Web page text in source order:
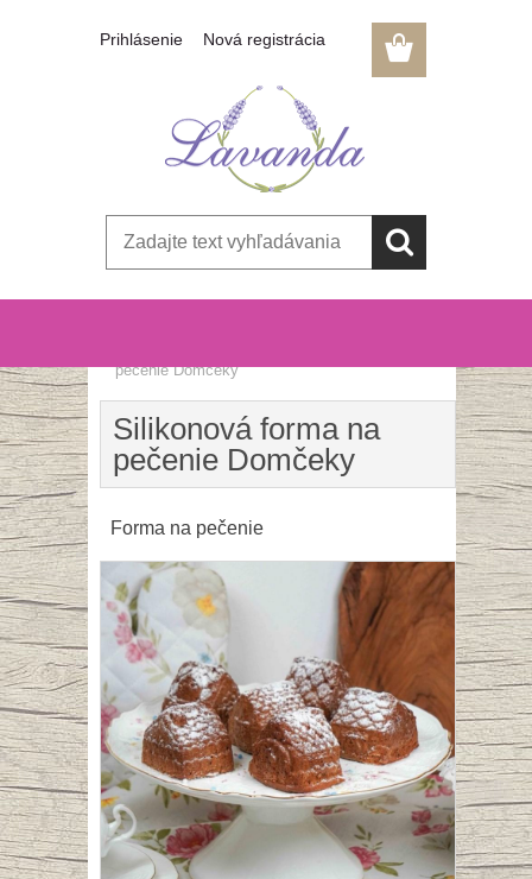
Prihlásenie Nová registrácia
pečenie Domčeky
Silikonová forma na
pečenie Domčeky
Forma na pečenie